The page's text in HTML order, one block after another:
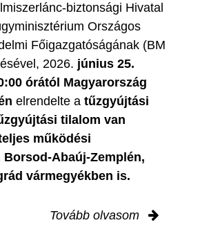
biztonsági Hivatal
Országos
Főigazgatóságának (BM
2026. június 25.
órától Magyarország
elrendelte a tűzgyújtási
tilalom van
működési
Abaúj-Zemplén,
vármegyékben is.
Tovább olvasom